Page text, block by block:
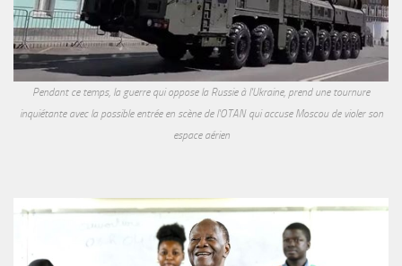
Pendant ce temps, la guerre qui oppose la Russie à l'Ukraine, prend une tournure
inquiétante avec la possible entrée en scène de l'OTAN qui accuse Moscou de violer son
espace aérien